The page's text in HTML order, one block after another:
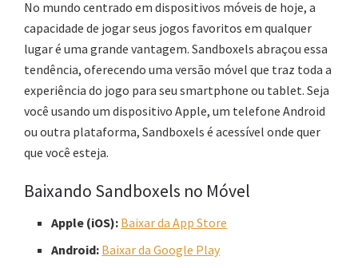
No mundo centrado em dispositivos móveis de hoje, a
capacidade de jogar seus jogos favoritos em qualquer
lugar é uma grande vantagem. Sandboxels abraçou essa
tendência, oferecendo uma versão móvel que traz toda a
experiência do jogo para seu smartphone ou tablet. Seja
você usando um dispositivo Apple, um telefone Android
ou outra plataforma, Sandboxels é acessível onde quer
que você esteja.
Baixando Sandboxels no Móvel
Apple (iOS): Baixar da App Store
Android: Baixar da Google Play